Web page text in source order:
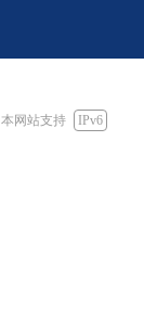
本网站支持 IPv6